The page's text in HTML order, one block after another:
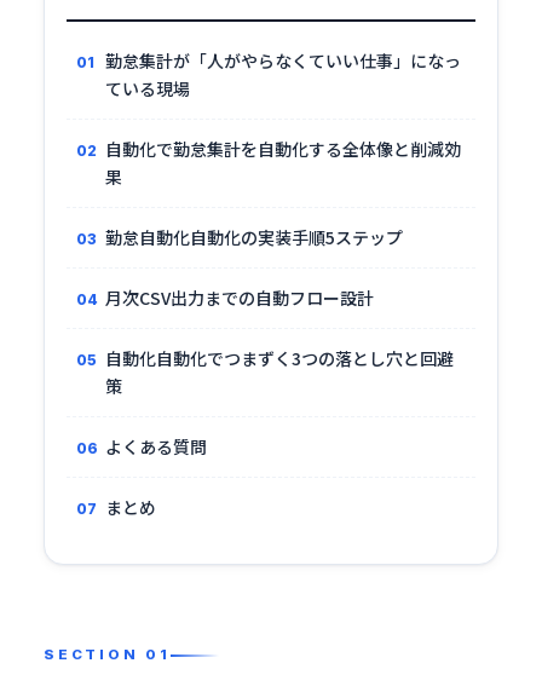
勤怠集計が「人がやらなくていい仕事」になっ
ている現場
自動化で勤怠集計を自動化する全体像と削減効
果
勤怠自動化自動化の実装手順5ステップ
月次CSV出力までの自動フロー設計
自動化自動化でつまずく3つの落とし穴と回避
策
よくある質問
まとめ